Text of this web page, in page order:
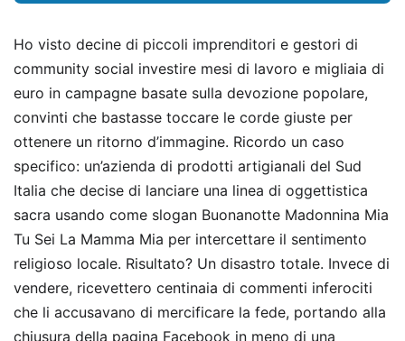
Ho visto decine di piccoli imprenditori e gestori di
community social investire mesi di lavoro e migliaia di
euro in campagne basate sulla devozione popolare,
convinti che bastasse toccare le corde giuste per
ottenere un ritorno d’immagine. Ricordo un caso
specifico: un’azienda di prodotti artigianali del Sud
Italia che decise di lanciare una linea di oggettistica
sacra usando come slogan Buonanotte Madonnina Mia
Tu Sei La Mamma Mia per intercettare il sentimento
religioso locale. Risultato? Un disastro totale. Invece di
vendere, ricevettero centinaia di commenti inferociti
che li accusavano di mercificare la fede, portando alla
chiusura della pagina Facebook in meno di una